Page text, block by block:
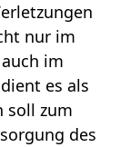
nur im
im
es als
soll zum
des